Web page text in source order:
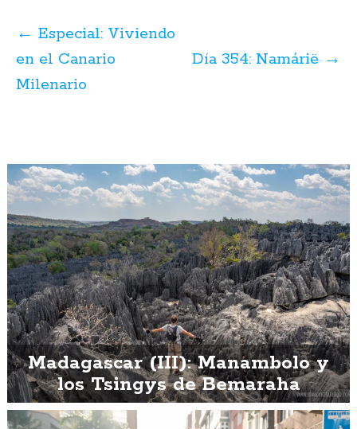
← Especial: Viviendo
en el Canario
Milenario
Día 354: Namárië →
Madagascar (III): Manambolo y
los Tsingys de Bemaraha